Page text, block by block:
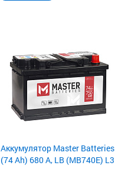
Аккумулятор Master Batteries
(74 Ah) 680 А, LB (MB740E) L3